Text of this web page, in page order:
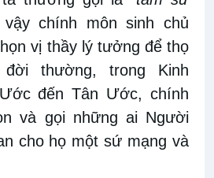
chính môn sinh chủ
vị thầy lý tưởng để thọ
thường, trong Kinh
đến Tân Ước, chính
và gọi những ai Người
cho họ một sứ mạng và